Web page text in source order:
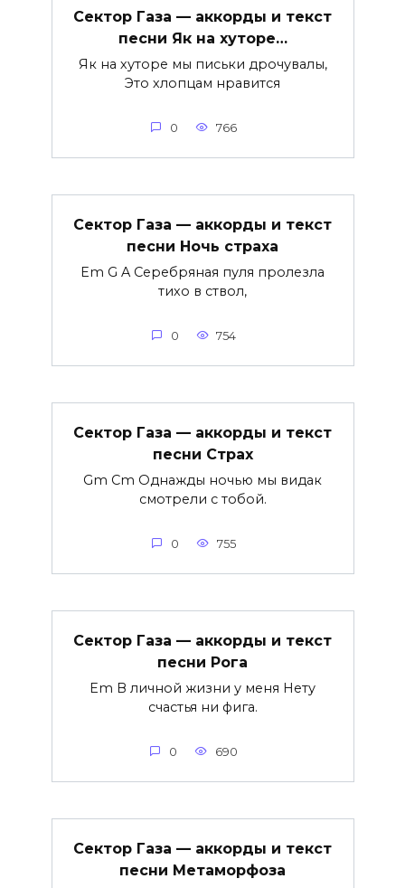
Сектор Газа — аккорды и текст
песни Як на хуторе…
Як на хуторе мы письки дрочувалы,
Это хлопцам нравится
0 766
Сектор Газа — аккорды и текст
песни Ночь страха
Em G A Серебряная пуля пролезла
тихо в ствол,
0 754
Сектор Газа — аккорды и текст
песни Страх
Gm Cm Однажды ночью мы видак
смотрели с тобой.
0 755
Сектор Газа — аккорды и текст
песни Рога
Em В личной жизни у меня Нету
счастья ни фига.
0 690
Сектор Газа — аккорды и текст
песни Метаморфоза